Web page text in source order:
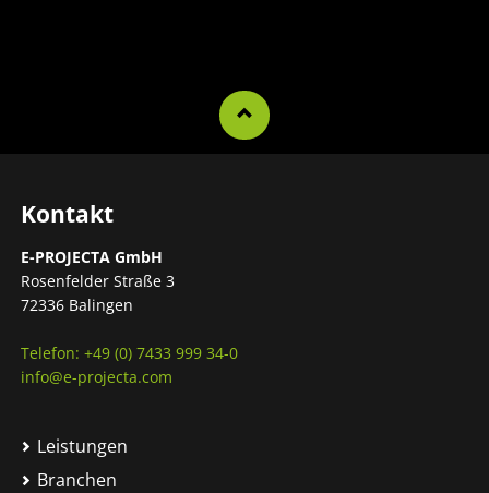
Kontakt
E-PROJECTA GmbH
Rosenfelder Straße 3
72336 Balingen
Telefon: +49 (0) 7433 999 34-0
info@e-projecta.com
Leistungen
Branchen